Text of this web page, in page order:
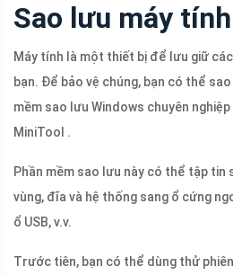
Sao lưu máy
Máy tính là một thiết bị để lưu giữ
bạn. Để bảo vệ chúng, bạn có thể
mềm sao lưu Windows chuyên
MiniTool .
Phần mềm sao lưu này có thể tập tin
vùng, đĩa và hệ thống sang ổ cứng
ổ USB, v.v.
Trước tiên, bạn có thể dùng thử